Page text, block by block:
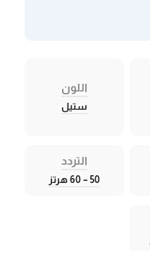
اللون
ستيل
التردد
50 – 60 هرتز